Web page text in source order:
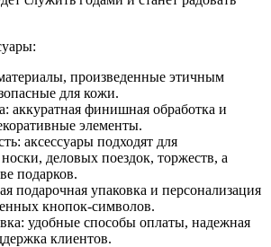
произведенные этичным
для кожи.
аккуратная финишная обработка и
элементы.
аксессуары подходят для
деловых поездок, торжеств, а
подарков.
подарочная упаковка и персонализация
кнопок-символов.
удобные способы оплаты, надежная
клиентов.